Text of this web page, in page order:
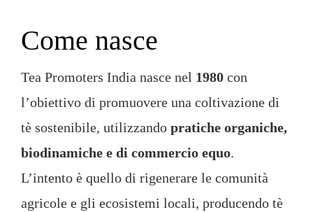
Come nasce
Tea Promoters India nasce nel 1980con
l’obiettivo di promuovere una coltivazione di
tè sostenibile, utilizzando pratiche organiche,
biodinamiche e di commercio equo.
L’intento è quello di rigenerare le comunità
agricole e gli ecosistemi locali, producendo tè